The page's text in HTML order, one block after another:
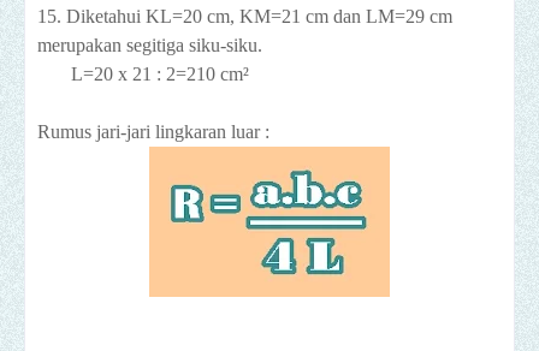
15. Diketahui KL=20 cm, KM=21 cm dan LM=29 cm
merupakan segitiga siku-siku.
L=20 x 21 : 2=210 cm²
Rumus jari-jari lingkaran luar :